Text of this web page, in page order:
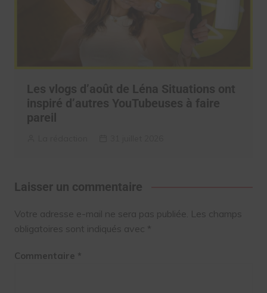
Les vlogs d’août de Léna Situations ont
inspiré d’autres YouTubeuses à faire
pareil
Laisser un commentaire
Votre adresse e-mail ne sera pas publiée. Les champs
obligatoires sont indiqués avec *
Commentaire *